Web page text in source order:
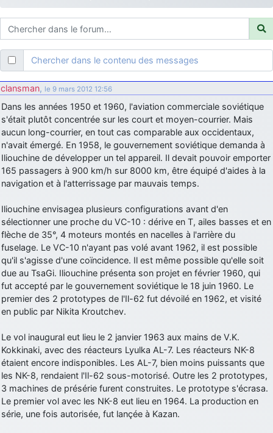
d9pouces: ouakamois > si tu parles du sujet sur l'Armée de l'Air,
bien sûr que oui !
je suis un avion@,._,+: Bonjour je viens d'arriver il y a quelques
moi et quelques avions n'ont pas les mêmes noms qu'aujourd'hui
ouakamois: Bonjourà toutes et à tous.en espérantque ces
quelques images du Pays Basque vous auront plu ; Agur…
d9pouces: Malheureusement nonun peu trop loin pour moi !
fox_50: Bonjour, certains parmis vous étaient-ils présent au
meeting de Lann Bihoué de 2026 ?
cachée dans les pins: Coucou et excellente année 2026 à tous et
au site!
2026 !
little boy
: je vous souhaite un bon réveillon pour cette nouvelle
année!
jericho: Merci D9pouces, à mon tour de souhaiter un Joyeux Noël
et de bonnes fêtes de fin d'année.
d9pouces: Joyeux Noël à tous !
d9pouces: mais tu peux tenter l'un des rares lycées militaires
d9pouces: C'est plutôt après le lycée, voire après une prépa
scientifique, tu as donc encore un peu de temps devant toi
yaellerigolow
: bonjour a tous je suis un élève de première
passionnée par l'aviation militaire , pourrais je savoir que faire après
le lycée pour s'orienter et pouvoir devenir officier de l'armée de l'air?
d9pouces: lesquels, par exemple ?
Chercher dans le contenu des messages
clansman, le 9 mars 2012 12:56
Dans les années 1950 et 1960, l'aviation commerciale soviétique
s'était plutôt concentrée sur les court et moyen-courrier. Mais
aucun long-courrier, en tout cas comparable aux occidentaux,
n'avait émergé. En 1958, le gouvernement soviétique demanda à
Iliouchine de développer un tel appareil. Il devait pouvoir emporter
165 passagers à 900 km/h sur 8000 km, être équipé d'aides à la
navigation et à l'atterrissage par mauvais temps.
Iliouchine envisagea plusieurs configurations avant d'en
sélectionner une proche du VC-10 : dérive en T, ailes basses et en
flèche de 35°, 4 moteurs montés en nacelles à l'arrière du
fuselage. Le VC-10 n'ayant pas volé avant 1962, il est possible
qu'il s'agisse d'une coïncidence. Il est même possible qu'elle soit
due au TsaGi. Iliouchine présenta son projet en février 1960, qui
fut accepté par le gouvernement soviétique le 18 juin 1960. Le
premier des 2 prototypes de l'Il-62 fut dévoilé en 1962, et visité
en public par Nikita Kroutchev.
Le vol inaugural eut lieu le 2 janvier 1963 aux mains de V.K.
Kokkinaki, avec des réacteurs Lyulka AL-7. Les réacteurs NK-8
étaient encore indisponibles. Les AL-7, bien moins puissants que
les NK-8, rendaient l'Il-62 sous-motorisé. Outre les 2 prototypes,
3 machines de présérie furent construites. Le prototype s'écrasa.
Le premier vol avec les NK-8 eut lieu en 1964. La production en
série, une fois autorisée, fut lançée à Kazan.